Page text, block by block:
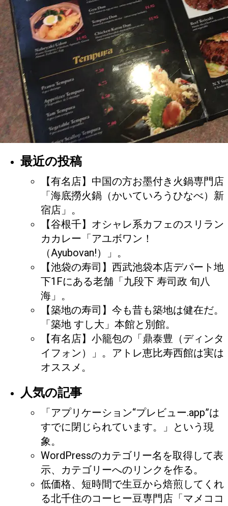
最近の投稿
【有名店】中国の方お墨付き火鍋専門店
「海底撈火鍋（かいていろうひなべ）新
宿店」。
【谷根千】オシャレ系カフェのスリラン
カカレー「アユボワン！
（Ayubovan!）」。
【池袋の寿司】西武池袋本店デパート地
下1Fにある老舗「九段下 寿司政 旬八
海」。
【築地の寿司】今も昔も築地は健在だ。
「築地 すし大」本館と別館。
【有名店】小籠包の「鼎泰豊（ディンタ
イフォン）」。アトレ恵比寿西館は実は
オススメ。
人気の記事
「アプリケーション“プレビュー.app”は
すでに閉じられています。」という現
象。
WordPressのカテゴリー名を取得して表
示、カテゴリーへのリンクを作る。
低価格、短時間で生豆から焙煎してくれ
る北千住のコーヒー豆専門店「マメココ